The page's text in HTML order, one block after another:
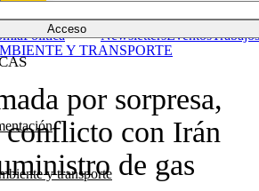
Acceso
y transporte
Política NewslettersEventosTrabajos
por sorpresa,
conflicto con Irán
de gas
Y TRANSPORTE